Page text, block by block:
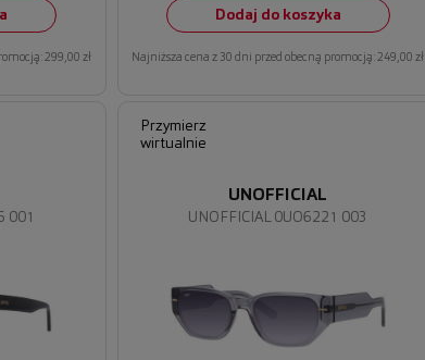
299,00 zł
Dodaj do koszyka
Najniższa cena z 30 dni przed obecną promocją: 249,00 zł
001
Przymierz
wirtualnie
UNOFFICIAL 0UO6221 003
UNOFFICIAL